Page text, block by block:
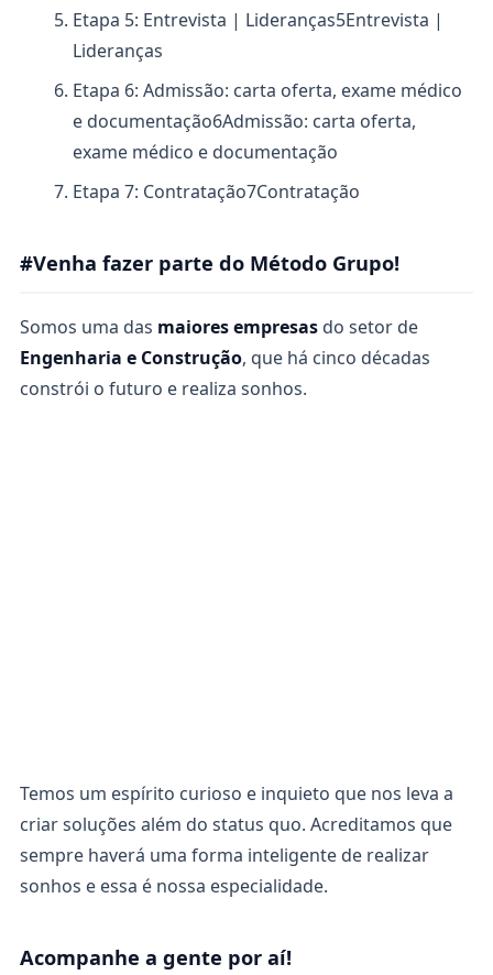
Etapa 5: Entrevista | Lideranças5Entrevista |
Lideranças
Etapa 6: Admissão: carta oferta, exame médico
e documentação6Admissão: carta oferta,
exame médico e documentação
Etapa 7: Contratação7Contratação
#Venha fazer parte do Método Grupo!
Somos uma das maiores empresas do setor de
Engenharia e Construção, que há cinco décadas
constrói o futuro e realiza sonhos.
Temos um espírito curioso e inquieto que nos leva a
criar soluções além do status quo. Acreditamos que
sempre haverá uma forma inteligente de realizar
sonhos e essa é nossa especialidade.
Acompanhe a gente por aí!